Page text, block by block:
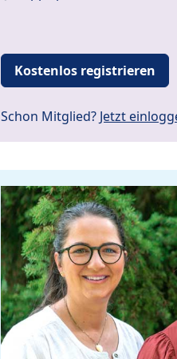
Kostenlos registrieren
Schon Mitglied? Jetzt